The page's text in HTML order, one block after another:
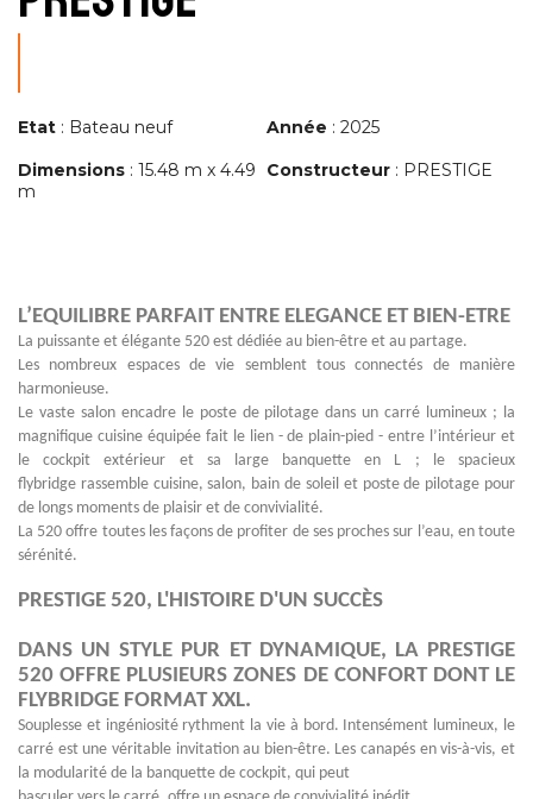
Etat : Bateau neuf Année : 2025
Dimensions : 15.48 m x 4.49
m
Constructeur : PRESTIGE
L’EQUILIBRE PARFAIT ENTRE ELEGANCE ET BIEN-ETRE
La puissante et élégante 520 est dédiée au bien-être et au partage.
Les nombreux espaces de vie semblent tous connectés de manière
harmonieuse.
Le vaste salon encadre le poste de pilotage dans un carré lumineux ; la
magnifique cuisine équipée fait le lien - de plain-pied - entre l’intérieur et
le cockpit extérieur et sa large banquette en L ; le spacieux
flybridge rassemble cuisine, salon, bain de soleil et poste de pilotage pour
de longs moments de plaisir et de convivialité.
La 520 offre toutes les façons de profiter de ses proches sur l’eau, en toute
sérénité.
PRESTIGE 520, L'HISTOIRE D'UN SUCCÈS
DANS UN STYLE PUR ET DYNAMIQUE, LA PRESTIGE
520 OFFRE PLUSIEURS ZONES DE CONFORT DONT LE
FLYBRIDGE FORMAT XXL.
Souplesse et ingéniosité rythment la vie à bord. Intensément lumineux, le
carré est une véritable invitation au bien-être. Les canapés en vis-à-vis, et
la modularité de la banquette de cockpit, qui peut